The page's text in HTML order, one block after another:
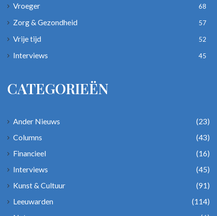
Vroeger 68
Zorg & Gezondheid 57
Vrije tijd 52
Interviews 45
CATEGORIEËN
Ander Nieuws
(23)
Columns
(43)
Financieel
(16)
Interviews
(45)
Kunst & Cultuur
(91)
Leeuwarden
(114)